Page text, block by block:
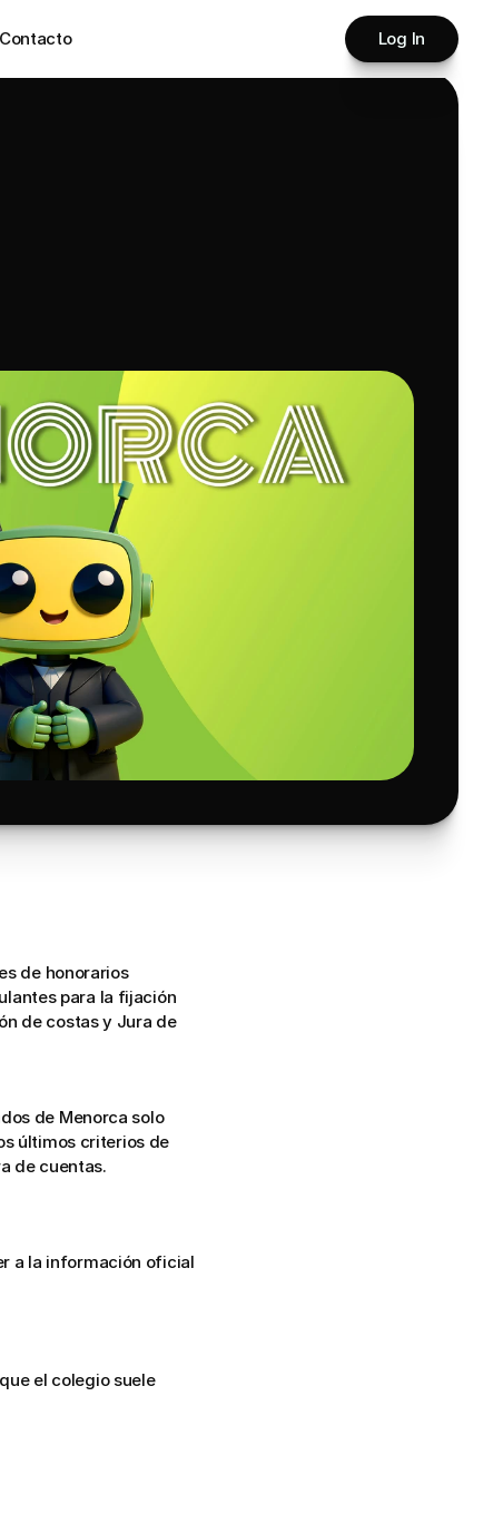
Contacto Log In
de honorarios
para la fijación
de costas y Jura de
de Menorca solo
últimos criterios de
de cuentas.
a la información oficial
el colegio suele